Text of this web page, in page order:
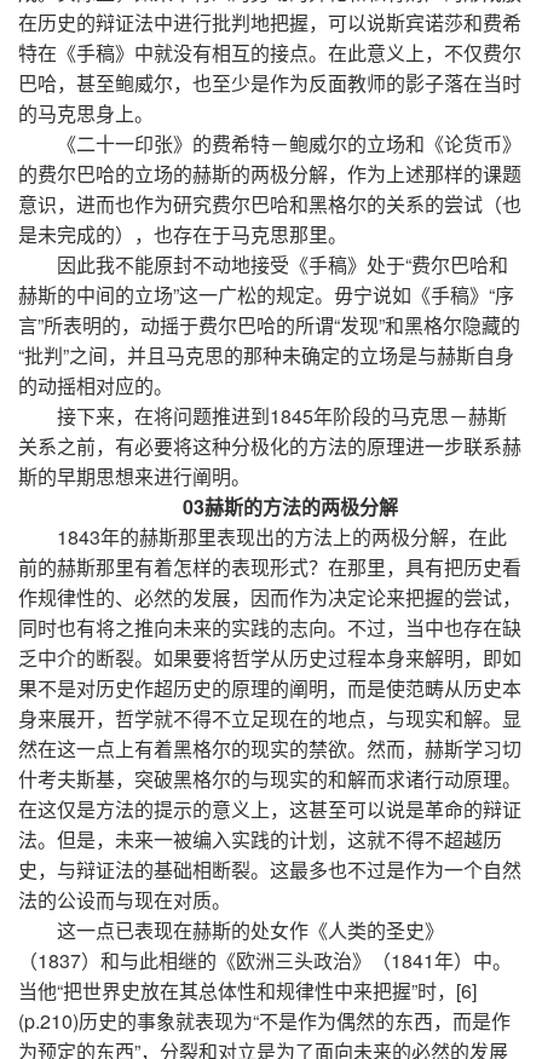
在历史的辩证法中进行批判地把握，可以说斯宾诺莎和费希
特在《手稿》中就没有相互的接点。在此意义上，不仅费尔
巴哈，甚至鲍威尔，也至少是作为反面教师的影子落在当时
的马克思身上。
《二十一印张》的费希特－鲍威尔的立场和《论货币》
的费尔巴哈的立场的赫斯的两极分解，作为上述那样的课题
意识，进而也作为研究费尔巴哈和黑格尔的关系的尝试（也
是未完成的），也存在于马克思那里。
因此我不能原封不动地接受《手稿》处于“费尔巴哈和
赫斯的中间的立场”这一广松的规定。毋宁说如《手稿》“序
言”所表明的，动摇于费尔巴哈的所谓“发现”和黑格尔隐藏的
“批判”之间，并且马克思的那种未确定的立场是与赫斯自身
的动摇相对应的。
接下来，在将问题推进到1845年阶段的马克思－赫斯
关系之前，有必要将这种分极化的方法的原理进一步联系赫
斯的早期思想来进行阐明。
03赫斯的方法的两极分解
1843年的赫斯那里表现出的方法上的两极分解，在此
前的赫斯那里有着怎样的表现形式？在那里，具有把历史看
作规律性的、必然的发展，因而作为决定论来把握的尝试，
同时也有将之推向未来的实践的志向。不过，当中也存在缺
乏中介的断裂。如果要将哲学从历史过程本身来解明，即如
果不是对历史作超历史的原理的阐明，而是使范畴从历史本
身来展开，哲学就不得不立足现在的地点，与现实和解。显
然在这一点上有着黑格尔的现实的禁欲。然而，赫斯学习切
什考夫斯基，突破黑格尔的与现实的和解而求诸行动原理。
在这仅是方法的提示的意义上，这甚至可以说是革命的辩证
法。但是，未来一被编入实践的计划，这就不得不超越历
史，与辩证法的基础相断裂。这最多也不过是作为一个自然
法的公设而与现在对质。
这一点已表现在赫斯的处女作《人类的圣史》
（1837）和与此相继的《欧洲三头政治》（1841年）中。
当他“把世界史放在其总体性和规律性中来把握”时，[6]
(p.210)历史的事象就表现为“不是作为偶然的东西，而是作
为预定的东西”，分裂和对立是为了面向未来的必然的发展